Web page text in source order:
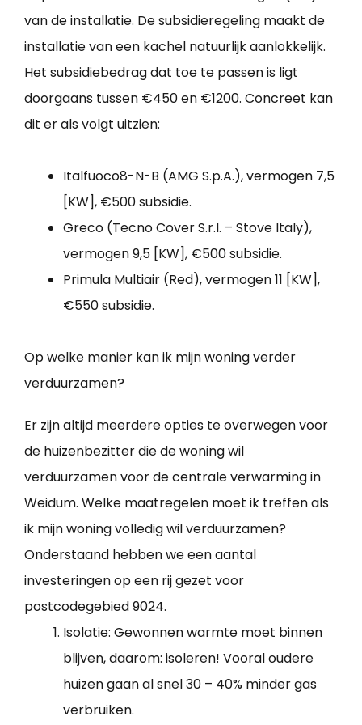
van de installatie. De subsidieregeling maakt de
installatie van een kachel natuurlijk aanlokkelijk.
Het subsidiebedrag dat toe te passen is ligt
doorgaans tussen €450 en €1200. Concreet kan
dit er als volgt uitzien:
Italfuoco8-N-B (AMG S.p.A.), vermogen 7,5
[KW], €500 subsidie.
Greco (Tecno Cover S.r.l. – Stove Italy),
vermogen 9,5 [KW], €500 subsidie.
Primula Multiair (Red), vermogen 11 [KW],
€550 subsidie.
Op welke manier kan ik mijn woning verder
verduurzamen?
Er zijn altijd meerdere opties te overwegen voor
de huizenbezitter die de woning wil
verduurzamen voor de centrale verwarming in
Weidum. Welke maatregelen moet ik treffen als
ik mijn woning volledig wil verduurzamen?
Onderstaand hebben we een aantal
investeringen op een rij gezet voor
postcodegebied 9024.
Isolatie: Gewonnen warmte moet binnen
blijven, daarom: isoleren! Vooral oudere
huizen gaan al snel 30 – 40% minder gas
verbruiken.